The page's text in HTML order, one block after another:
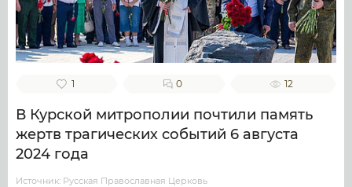
1 0 12
В Курской митрополии почтили память
жертв трагических событий 6 августа
2024 года
Источник: Русская Православная Церковь